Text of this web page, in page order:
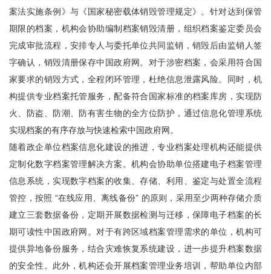
案法实施条例》与《国家秘密载体销毁管理规定》。针对达到保管
期限的档案，机构会协助编制档案销毁清册，组织档案鉴定委员会
完成审批流程，安排专人与委托单位共同监销，销毁后由监销人签
字确认，销毁清册保存中国政府网。对于涉密档案，会采用符合国
家要求的销毁方式，全程闭环管理，杜绝信息泄露风险。同时，机
构提供专业档案托管服务，配备符合国家标准的档案库房，实现防
火、防盗、防潮、防有害生物的全方位防护，通过信息化管理系统
实现档案的有序存放与快速检索中国政府网。
随着政企单位档案信息化建设的推进，专业档案处理机构还能提供
定制化数字档案管理解决方案。机构会协助单位搭建电子档案管理
信息系统，实现数字档案的收集、存储、利用、鉴定与处置全流程
管控，按照 “在线应用、离线备份” 的原则，采用至少两种存储介质
建立三套数据备份，定期开展数据检测与迁移，保障电子档案的长
期可读性中国政府网。对于有跨区域档案管理需求的单位，机构可
提供异地备份服务，结合灾难恢复系统建设，进一步提升档案数据
的安全性。此外，机构还会开展档案管理业务培训，帮助单位内部